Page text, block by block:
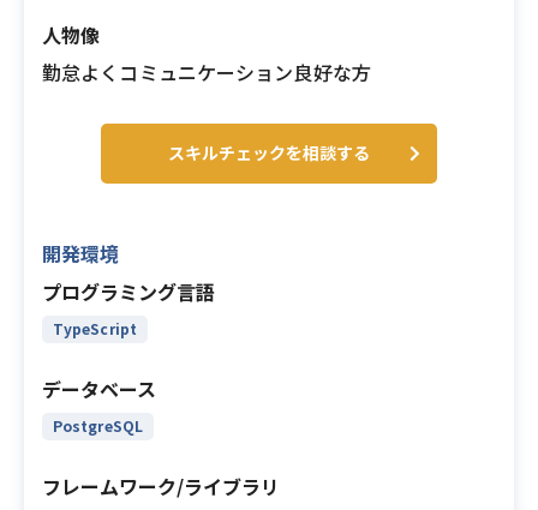
人物像
勤怠よくコミュニケーション良好な方
スキルチェックを相談する
開発環境
プログラミング言語
TypeScript
データベース
PostgreSQL
フレームワーク/ライブラリ